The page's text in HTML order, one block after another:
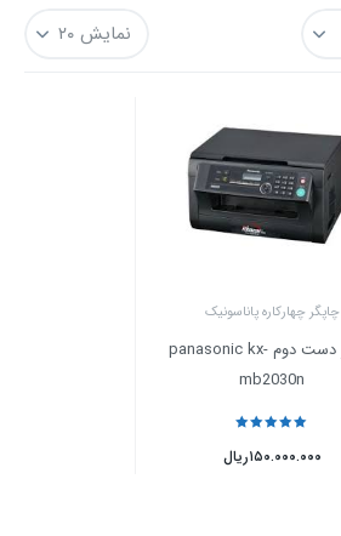
چاپگر چهارکاره پاناسونیک
چاپگر دست دوم panasonic kx-
mb2030n
ریال۱۵۰.۰۰۰.۰۰۰